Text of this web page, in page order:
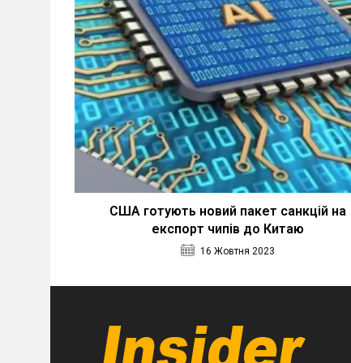
США готують новий пакет санкцій на
експорт чипів до Китаю
16 Жовтня 2023